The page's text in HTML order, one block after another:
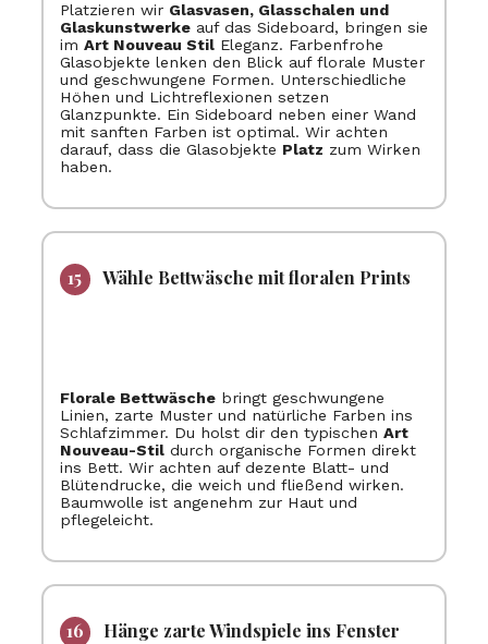
Platzieren wir Glasvasen, Glasschalen und
Glaskunstwerkeauf das Sideboard, bringen sie
im Art Nouveau StilEleganz. Farbenfrohe
Glasobjekte lenken den Blick auf florale Muster
und geschwungene Formen. Unterschiedliche
Höhen und Lichtreflexionen setzen
Glanzpunkte. Ein Sideboard neben einer Wand
mit sanften Farben ist optimal. Wir achten
darauf, dass die Glasobjekte Platz zum Wirken
haben.
Wähle Bettwäsche mit floralen Prints
Florale Bettwäschebringt geschwungene
Linien, zarte Muster und natürliche Farben ins
Schlafzimmer. Du holst dir den typischen Art
Nouveau-Stildurch organische Formen direkt
ins Bett. Wir achten auf dezente Blatt- und
Blütendrucke, die weich und fließend wirken.
Baumwolle ist angenehm zur Haut und
pflegeleicht.
Hänge zarte Windspiele ins Fenster